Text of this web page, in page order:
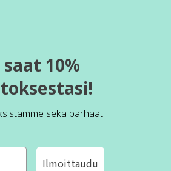
10%
sekä parhaat
Ilmoittaudu